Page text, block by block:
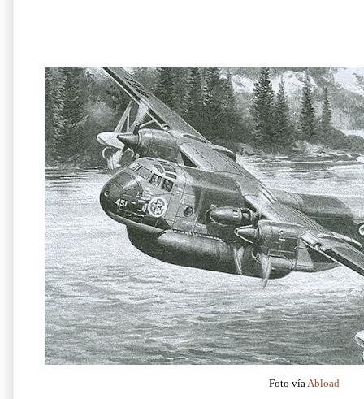
Foto vía Abload